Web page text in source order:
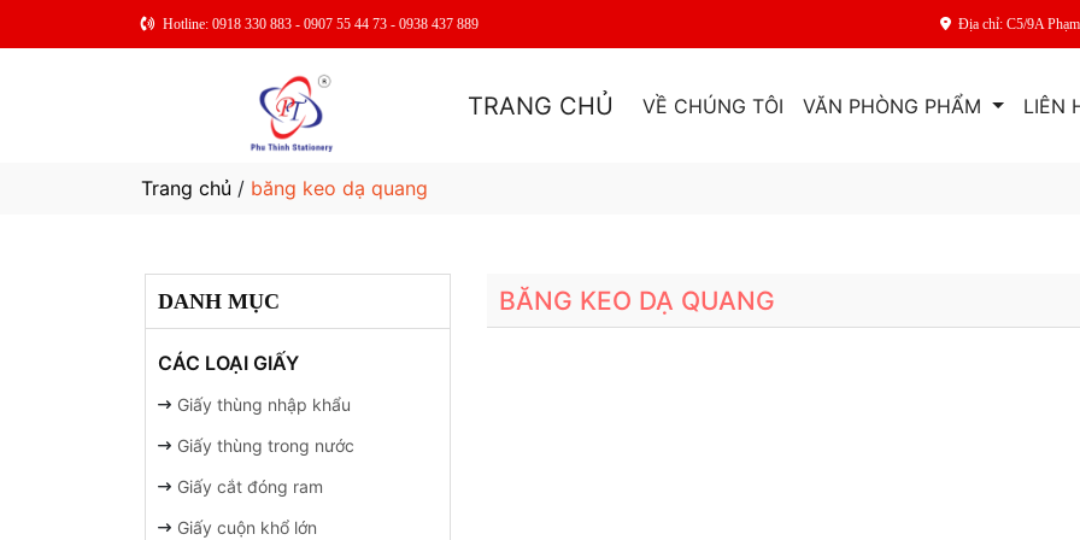
Hotline: 0918 330 883 - 0907 55 44 73 - 0938 437 889 Địa chỉ: C5/9A
TRANG CHỦ VỀ CHÚNG TÔI VĂN PHÒNG PHẨM LIÊN
Trang chủ / băng keo dạ quang
DANH MỤC
CÁC LOẠI GIẤY
Giấy thùng nhập khẩu
Giấy thùng trong nước
Giấy cắt đóng ram
Giấy cuộn khổ lớn
BĂNG KEO DẠ QUANG